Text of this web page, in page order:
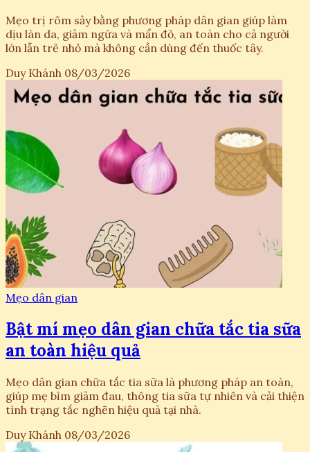
Mẹo trị rôm sảy bằng phương pháp dân gian giúp làm
dịu làn da, giảm ngứa và mẩn đỏ, an toàn cho cả người
lớn lẫn trẻ nhỏ mà không cần dùng đến thuốc tây.
Duy Khánh 08/03/2026
Mẹo dân gian
Bật mí mẹo dân gian chữa tắc tia sữa
an toàn hiệu quả
Mẹo dân gian chữa tắc tia sữa là phương pháp an toàn,
giúp mẹ bỉm giảm đau, thông tia sữa tự nhiên và cải thiện
tình trạng tắc nghẽn hiệu quả tại nhà.
Duy Khánh 08/03/2026